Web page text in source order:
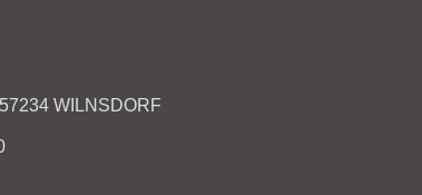
WILNSDORF